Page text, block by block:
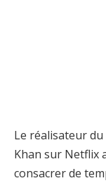
Le réalisateur
Khan sur Netflix
consacrer de